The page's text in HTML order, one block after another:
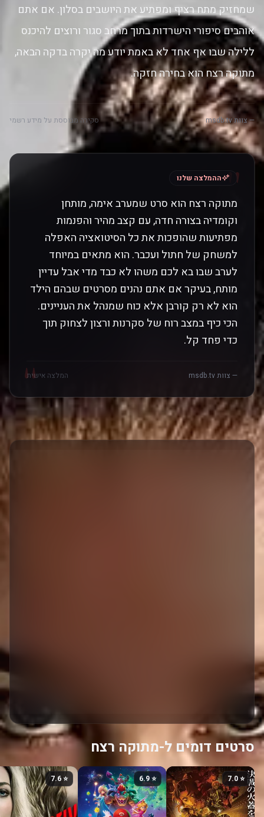
שמחזיק מתח רציף ומפתיע את היושבים בסלון. אם אתם
אוהבים סיפורי הישרדות בתוך מרחב סגור ורוצים להיכנס
ללילה שבו אף אחד לא באמת יודע מה יקרה בדקה הבאה,
מתוקה רצח הוא בחירה חזקה.
— צוות msdb.tv סקירה מבוססת על מידע רשמי
"
"
ההמלצה שלנו
מתוקה רצח הוא סרט שמערב אימה, מותחן
וקומדיה בצורה חדה, עם קצב מהיר והפנמות
מפתיעות שהופכות את כל הסיטואציה האפלה
למשחק של חתול ועכבר. הוא מתאים במיוחד
לערב שבו בא לכם משהו לא כבד מדי אבל עדיין
מותח, בעיקר אם אתם נהנים מסרטים שבהם הילד
הוא לא רק קורבן אלא כוח שמנהל את העניינים.
הכי כיף במצב רוח של סקרנות ורצון לצחוק תוך
כדי פחד קל.
— צוות msdb.tv המלצה אישית
סרטים דומים ל-מתוקה רצח
⭐ 7.0
⭐ 6.9
⭐ 7.6